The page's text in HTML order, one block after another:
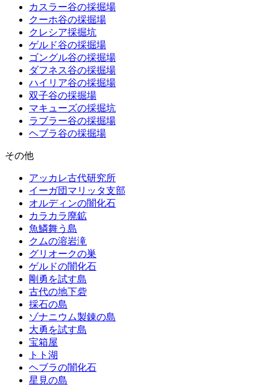
カスラー谷の採掘場
クーホ谷の採掘場
クレシア採掘坑
ゲルド谷の採掘場
ゴングル谷の採掘場
ダフネス谷の採掘場
ハイリア谷の採掘場
双子谷の採掘場
マキューズの採掘坑
ラブラー谷の採掘場
ヘブラ谷の採掘場
その他
アッカレ古代研究所
イーガ団マリッタ支部
オルディンの闇化石
カラカラ廃鉱
魚鱗舞う島
クムの溶岩滝
グリオークの巣
ゲルドの闇化石
剛勇を試す島
古代の地下砦
採石の島
ゾナニウム製錬の島
大勇を試す島
宝箱屋
トト湖
ヘブラの闇化石
星見の島